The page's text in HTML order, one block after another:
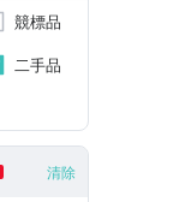
競標品
二手品
清除